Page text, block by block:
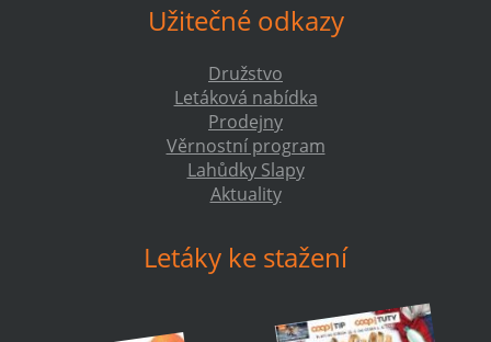
Užitečné odkazy
Družstvo
Letáková nabídka
Prodejny
Věrnostní program
Lahůdky Slapy
Aktuality
Letáky ke stažení